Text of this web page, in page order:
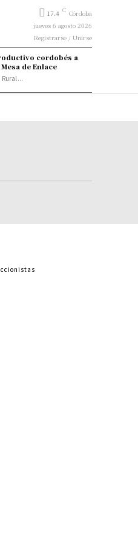
17.4 C Córdoba
jueves 6 agosto 2026
Registrarse / Unirse
cordobés a
de Enlace